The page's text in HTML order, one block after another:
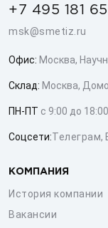
+7 495 181
msk@smetiz.ru
Офис: Москва,
Склад: Москва,
ПН-ПТ с 9:00 до 18:00
Соцсети:Телеграм,
КОМПАНИЯ
История компании
Вакансии